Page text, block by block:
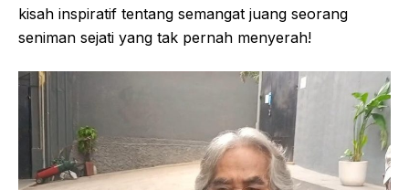
kisah inspiratif tentang semangat juang seorang
seniman sejati yang tak pernah menyerah!